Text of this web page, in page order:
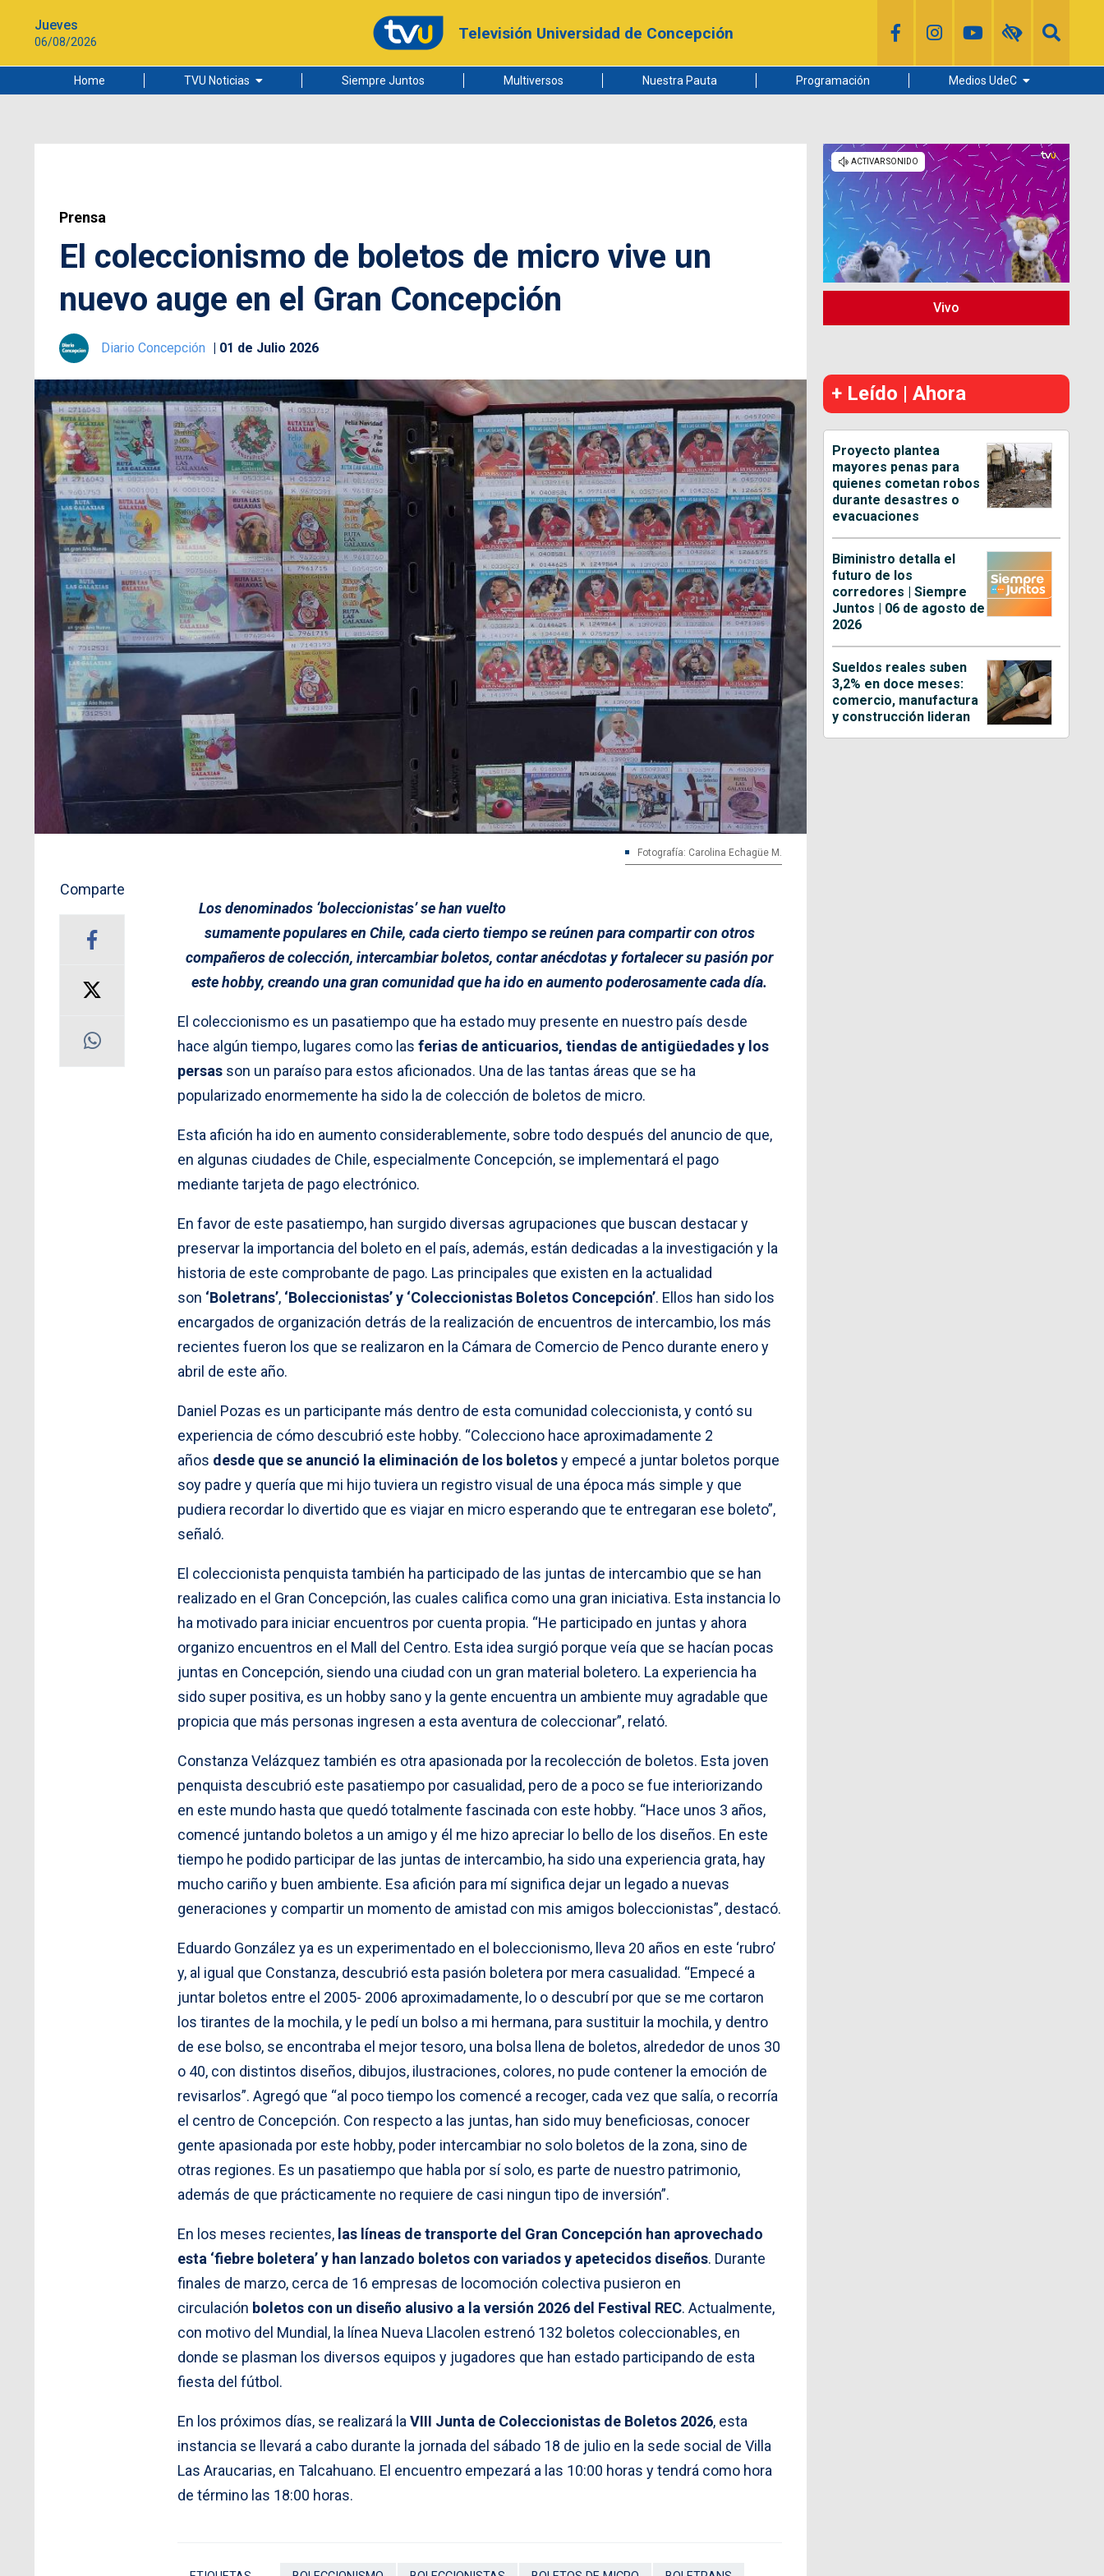
Jueves
06/08/2026 Televisión Universidad de Concepción
Home TVU Noticias
Ciudad
Siempre Juntos Multiversos Nuestra Pauta Programación Medios UdeC
Radio UdeC
Noticias UdeC
La Discusión
Prensa
El coleccionismo de boletos de micro vive un
nuevo auge en el Gran Concepción
Diario Concepción 01 de Julio 2026
Fotografía: Carolina Echagüe M.
Comparte
Los denominados ‘boleccionistas’ se han vuelto
sumamente populares en Chile, cada cierto tiempo se reúnen para compartir con otros
compañeros de colección, intercambiar boletos, contar anécdotas y fortalecer su pasión por
este hobby, creando una gran comunidad que ha ido en aumento poderosamente cada día.
El coleccionismo es un pasatiempo que ha estado muy presente en nuestro país desde
hace algún tiempo, lugares como las ferias de anticuarios, tiendas de antigüedades y los
persas son un paraíso para estos aficionados. Una de las tantas áreas que se ha
popularizado enormemente ha sido la de colección de boletos de micro.
Esta afición ha ido en aumento considerablemente, sobre todo después del anuncio de que,
en algunas ciudades de Chile, especialmente Concepción, se implementará el pago
mediante tarjeta de pago electrónico.
En favor de este pasatiempo, han surgido diversas agrupaciones que buscan destacar y
preservar la importancia del boleto en el país, además, están dedicadas a la investigación y la
historia de este comprobante de pago. Las principales que existen en la actualidad
son ‘Boletrans’, ‘Boleccionistas’ y ‘Coleccionistas Boletos Concepción’. Ellos han sido los
encargados de organización detrás de la realización de encuentros de intercambio, los más
recientes fueron los que se realizaron en la Cámara de Comercio de Penco durante enero y
abril de este año.
Daniel Pozas es un participante más dentro de esta comunidad coleccionista, y contó su
experiencia de cómo descubrió este hobby. “Colecciono hace aproximadamente 2
años desde que se anunció la eliminación de los boletosy empecé a juntar boletos porque
soy padre y quería que mi hijo tuviera un registro visual de una época más simple y que
pudiera recordar lo divertido que es viajar en micro esperando que te entregaran ese boleto”,
señaló.
El coleccionista penquista también ha participado de las juntas de intercambio que se han
realizado en el Gran Concepción, las cuales califica como una gran iniciativa. Esta instancia lo
ha motivado para iniciar encuentros por cuenta propia. “He participado en juntas y ahora
organizo encuentros en el Mall del Centro. Esta idea surgió porque veía que se hacían pocas
juntas en Concepción, siendo una ciudad con un gran material boletero. La experiencia ha
sido super positiva, es un hobby sano y la gente encuentra un ambiente muy agradable que
propicia que más personas ingresen a esta aventura de coleccionar”, relató.
Constanza Velázquez también es otra apasionada por la recolección de boletos. Esta joven
penquista descubrió este pasatiempo por casualidad, pero de a poco se fue interiorizando
en este mundo hasta que quedó totalmente fascinada con este hobby. “Hace unos 3 años,
comencé juntando boletos a un amigo y él me hizo apreciar lo bello de los diseños. En este
tiempo he podido participar de las juntas de intercambio, ha sido una experiencia grata, hay
mucho cariño y buen ambiente. Esa afición para mí significa dejar un legado a nuevas
generaciones y compartir un momento de amistad con mis amigos boleccionistas”, destacó.
Eduardo González ya es un experimentado en el boleccionismo, lleva 20 años en este ‘rubro’
y, al igual que Constanza, descubrió esta pasión boletera por mera casualidad. “Empecé a
juntar boletos entre el 2005- 2006 aproximadamente, lo o descubrí por que se me cortaron
los tirantes de la mochila, y le pedí un bolso a mi hermana, para sustituir la mochila, y dentro
de ese bolso, se encontraba el mejor tesoro, una bolsa llena de boletos, alrededor de unos 30
o 40, con distintos diseños, dibujos, ilustraciones, colores, no pude contener la emoción de
revisarlos”. Agregó que “al poco tiempo los comencé a recoger, cada vez que salía, o recorría
el centro de Concepción. Con respecto a las juntas, han sido muy beneficiosas, conocer
gente apasionada por este hobby, poder intercambiar no solo boletos de la zona, sino de
otras regiones. Es un pasatiempo que habla por sí solo, es parte de nuestro patrimonio,
además de que prácticamente no requiere de casi ningun tipo de inversión”.
En los meses recientes, las líneas de transporte del Gran Concepción han aprovechado
esta ‘fiebre boletera’ y han lanzado boletos con variados y apetecidos diseños. Durante
finales de marzo, cerca de 16 empresas de locomoción colectiva pusieron en
circulación boletos con un diseño alusivo a la versión 2026 del Festival REC. Actualmente,
con motivo del Mundial, la línea Nueva Llacolen estrenó 132 boletos coleccionables, en
donde se plasman los diversos equipos y jugadores que han estado participando de esta
fiesta del fútbol.
En los próximos días, se realizará la VIII Junta de Coleccionistas de Boletos 2026, esta
instancia se llevará a cabo durante la jornada del sábado 18 de julio en la sede social de Villa
Las Araucarias, en Talcahuano. El encuentro empezará a las 10:00 horas y tendrá como hora
de término las 18:00 horas.
Vivo
+ Leído | Ahora
Proyecto plantea
mayores penas para
quienes cometan robos
durante desastres o
evacuaciones
Biministro detalla el
futuro de los
corredores | Siempre
Juntos | 06 de agosto de
2026
Sueldos reales suben
3,2% en doce meses:
comercio, manufactura
y construcción lideran